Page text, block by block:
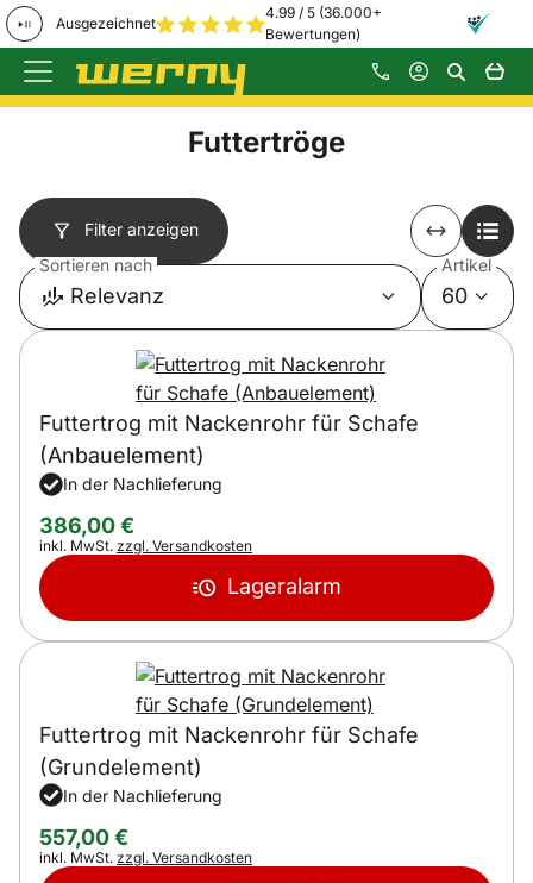
Ausgezeichnet
4.99 / 5 (36.000+
Bewertungen)
Zum Hauptinhalt springen
Futtertröge
Filter anzeigen
Sortieren nach
Relevanz
Artikel
60
Futtertrog mit Nackenrohr für Schafe
(Anbauelement)
In der Nachlieferung
386,00€
Steuerhinweis:
inkl. MwSt. zzgl. Versandkosten
Lageralarm
Futtertrog mit Nackenrohr für Schafe
(Grundelement)
In der Nachlieferung
557,00€
Steuerhinweis:
inkl. MwSt. zzgl. Versandkosten